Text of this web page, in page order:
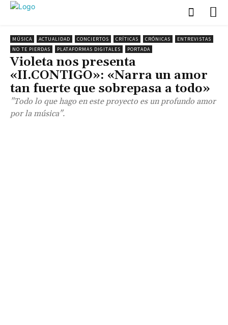
MÚSICA ACTUALIDAD CONCIERTOS CRÍTICAS CRÓNICAS
ENTREVISTAS
NO TE PIERDAS
PLATAFORMAS DIGITALES PORTADA
Violeta nos presenta
«II.CONTIGO»: «Narra un amor
tan fuerte que sobrepasa a todo»
"Todo lo que hago en este proyecto es un profundo amor
por la música".